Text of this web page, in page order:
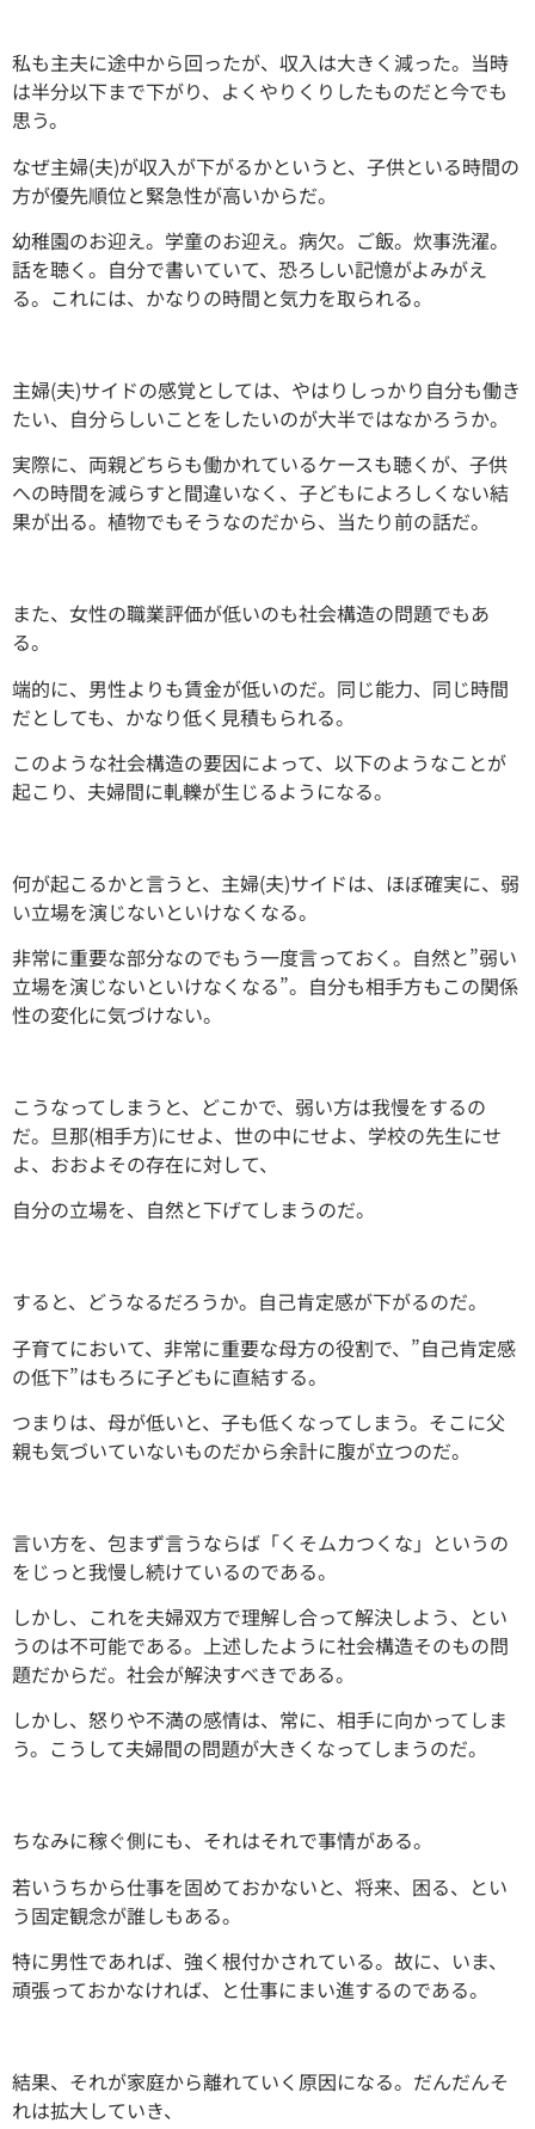
私も主夫に途中から回ったが、収入は大きく減った。当時
は半分以下まで下がり、よくやりくりしたものだと今でも
思う。
なぜ主婦(夫)が収入が下がるかというと、子供といる時間の
方が優先順位と緊急性が高いからだ。
幼稚園のお迎え。学童のお迎え。病欠。ご飯。炊事洗濯。
話を聴く。自分で書いていて、恐ろしい記憶がよみがえ
る。これには、かなりの時間と気力を取られる。
主婦(夫)サイドの感覚としては、やはりしっかり自分も働き
たい、自分らしいことをしたいのが大半ではなかろうか。
実際に、両親どちらも働かれているケースも聴くが、子供
への時間を減らすと間違いなく、子どもによろしくない結
果が出る。植物でもそうなのだから、当たり前の話だ。
また、女性の職業評価が低いのも社会構造の問題でもあ
る。
端的に、男性よりも賃金が低いのだ。同じ能力、同じ時間
だとしても、かなり低く見積もられる。
このような社会構造の要因によって、以下のようなことが
起こり、夫婦間に軋轢が生じるようになる。
何が起こるかと言うと、主婦(夫)サイドは、ほぼ確実に、弱
い立場を演じないといけなくなる。
非常に重要な部分なのでもう一度言っておく。自然と”弱い
立場を演じないといけなくなる”。自分も相手方もこの関係
性の変化に気づけない。
こうなってしまうと、どこかで、弱い方は我慢をするの
だ。旦那(相手方)にせよ、世の中にせよ、学校の先生にせ
よ、おおよその存在に対して、
自分の立場を、自然と下げてしまうのだ。
すると、どうなるだろうか。自己肯定感が下がるのだ。
子育てにおいて、非常に重要な母方の役割で、”自己肯定感
の低下”はもろに子どもに直結する。
つまりは、母が低いと、子も低くなってしまう。そこに父
親も気づいていないものだから余計に腹が立つのだ。
言い方を、包まず言うならば「くそムカつくな」というの
をじっと我慢し続けているのである。
しかし、これを夫婦双方で理解し合って解決しよう、とい
うのは不可能である。上述したように社会構造そのもの問
題だからだ。社会が解決すべきである。
しかし、怒りや不満の感情は、常に、相手に向かってしま
う。こうして夫婦間の問題が大きくなってしまうのだ。
ちなみに稼ぐ側にも、それはそれで事情がある。
若いうちから仕事を固めておかないと、将来、困る、とい
う固定観念が誰しもある。
特に男性であれば、強く根付かされている。故に、いま、
頑張っておかなければ、と仕事にまい進するのである。
結果、それが家庭から離れていく原因になる。だんだんそ
れは拡大していき、